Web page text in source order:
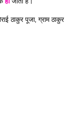
ठाकुर पूजा, ग्राम ठाकुर